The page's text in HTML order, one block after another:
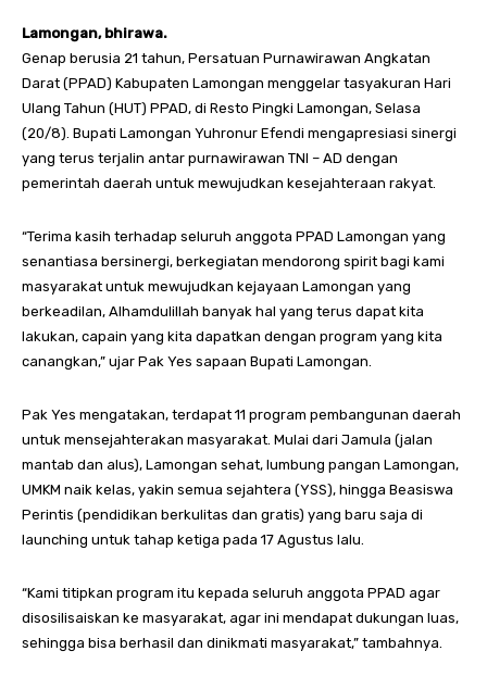
Lamongan, bhirawa.
Genap berusia 21 tahun, Persatuan Purnawirawan Angkatan
Darat (PPAD) Kabupaten Lamongan menggelar tasyakuran Hari
Ulang Tahun (HUT) PPAD, di Resto Pingki Lamongan, Selasa
(20/8). Bupati Lamongan Yuhronur Efendi mengapresiasi sinergi
yang terus terjalin antar purnawirawan TNI – AD dengan
pemerintah daerah untuk mewujudkan kesejahteraan rakyat.
“Terima kasih terhadap seluruh anggota PPAD Lamongan yang
senantiasa bersinergi, berkegiatan mendorong spirit bagi kami
masyarakat untuk mewujudkan kejayaan Lamongan yang
berkeadilan, Alhamdulillah banyak hal yang terus dapat kita
lakukan, capain yang kita dapatkan dengan program yang kita
canangkan,” ujar Pak Yes sapaan Bupati Lamongan.
Pak Yes mengatakan, terdapat 11 program pembangunan daerah
untuk mensejahterakan masyarakat. Mulai dari Jamula (jalan
mantab dan alus), Lamongan sehat, lumbung pangan Lamongan,
UMKM naik kelas, yakin semua sejahtera (YSS), hingga Beasiswa
Perintis (pendidikan berkulitas dan gratis) yang baru saja di
launching untuk tahap ketiga pada 17 Agustus lalu.
“Kami titipkan program itu kepada seluruh anggota PPAD agar
disosilisaiskan ke masyarakat, agar ini mendapat dukungan luas,
sehingga bisa berhasil dan dinikmati masyarakat,” tambahnya.